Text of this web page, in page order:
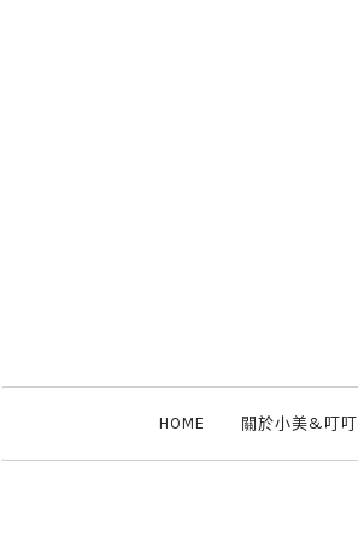
HOME 關於小美&叮叮